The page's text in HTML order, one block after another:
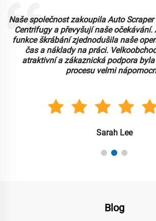
Naše společnost zakoupila Auto
Centrifugy a převyšují naše
funkce škrábání zjednodušila naše
čas a náklady na práci.
atraktivní a zákaznická podpora byla
procesu velmi
Sarah Lee
Blog